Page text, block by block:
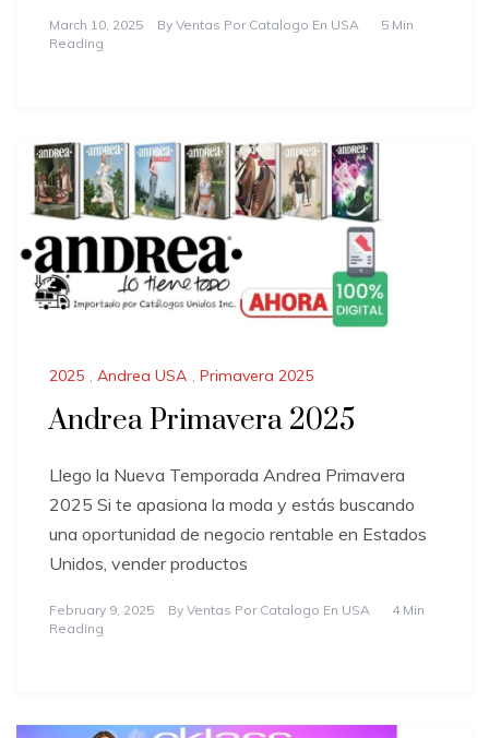
March 10, 2025 By Ventas Por Catalogo En USA
5 Min
Reading
2025 , Andrea USA , Primavera 2025
Andrea Primavera 2025
Llego la Nueva Temporada Andrea Primavera
2025 Si te apasiona la moda y estás buscando
una oportunidad de negocio rentable en Estados
Unidos, vender productos
February 9, 2025 By Ventas Por Catalogo En USA
4 Min
Reading